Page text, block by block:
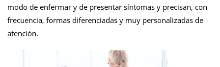
modo de enfermar y de presentar síntomas y precisan, con
frecuencia, formas diferenciadas y muy personalizadas de
atención.